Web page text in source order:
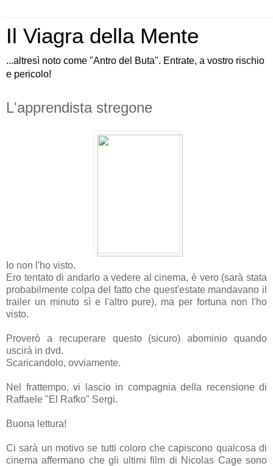
Il Viagra della Mente
...altresì noto come "Antro del Buta". Entrate, a vostro rischio
e pericolo!
L'apprendista stregone
Io non l'ho visto.
Ero tentato di andarlo a vedere al cinema, è vero (sarà stata
probabilmente colpa del fatto che quest'estate mandavano il
trailer un minuto sì e l'altro pure), ma per fortuna non l'ho
visto.
Proverò a recuperare questo (sicuro) abominio quando
uscirà in dvd.
Scaricandolo, ovviamente.
Nel frattempo, vi lascio in compagnia della recensione di
Raffaele "El Rafko" Sergi.
Buona lettura!
Ci sarà un motivo se tutti coloro che capiscono qualcosa di
cinema affermano che gli ultimi film di Nicolas Cage sono